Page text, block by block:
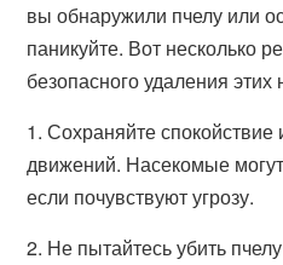
вы обнаружили пчелу или
паникуйте. Вот несколько
безопасного удаления
1. Сохраняйте спокойствие
движений. Насекомые
если почувствуют угрозу.
2. Не пытайтесь убить